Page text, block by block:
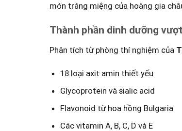
món‍ tráng miệng của hoàng gia
Thành phần dinh dưỡng
Phân tích từ phòng thí nghiệm của
18 ⁣loại axit⁣ amin thiết⁢ yếu
Glycoprotein và sialic‍ acid
Flavonoid từ hoa⁢ hồng Bulgaria
Các vitamin ⁣A, B, C, D và E